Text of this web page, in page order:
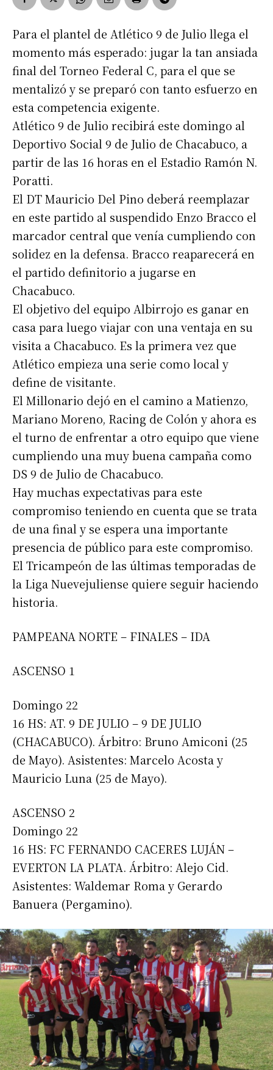
Para el plantel de Atlético 9 de Julio llega el
momento más esperado: jugar la tan ansiada
final del Torneo Federal C, para el que se
mentalizó y se preparó con tanto esfuerzo en
esta competencia exigente.
Atlético 9 de Julio recibirá este domingo al
Deportivo Social 9 de Julio de Chacabuco, a
partir de las 16 horas en el Estadio Ramón N.
Poratti.
El DT Mauricio Del Pino deberá reemplazar
en este partido al suspendido Enzo Bracco el
marcador central que venía cumpliendo con
solidez en la defensa. Bracco reaparecerá en
el partido definitorio a jugarse en
Chacabuco.
El objetivo del equipo Albirrojo es ganar en
casa para luego viajar con una ventaja en su
visita a Chacabuco. Es la primera vez que
Atlético empieza una serie como local y
define de visitante.
El Millonario dejó en el camino a Matienzo,
Mariano Moreno, Racing de Colón y ahora es
el turno de enfrentar a otro equipo que viene
cumpliendo una muy buena campaña como
DS 9 de Julio de Chacabuco.
Hay muchas expectativas para este
compromiso teniendo en cuenta que se trata
de una final y se espera una importante
presencia de público para este compromiso.
El Tricampeón de las últimas temporadas de
la Liga Nuevejuliense quiere seguir haciendo
historia.
PAMPEANA NORTE – FINALES – IDA
ASCENSO 1
Domingo 22
16 HS: AT. 9 DE JULIO – 9 DE JULIO
(CHACABUCO). Árbitro: Bruno Amiconi (25
de Mayo). Asistentes: Marcelo Acosta y
Mauricio Luna (25 de Mayo).
ASCENSO 2
Domingo 22
16 HS: FC FERNANDO CACERES LUJÁN –
EVERTON LA PLATA. Árbitro: Alejo Cid.
Asistentes: Waldemar Roma y Gerardo
Banuera (Pergamino).